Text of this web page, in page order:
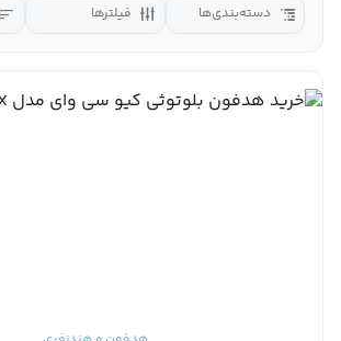
دسته‌بندی‌ها فیلترها